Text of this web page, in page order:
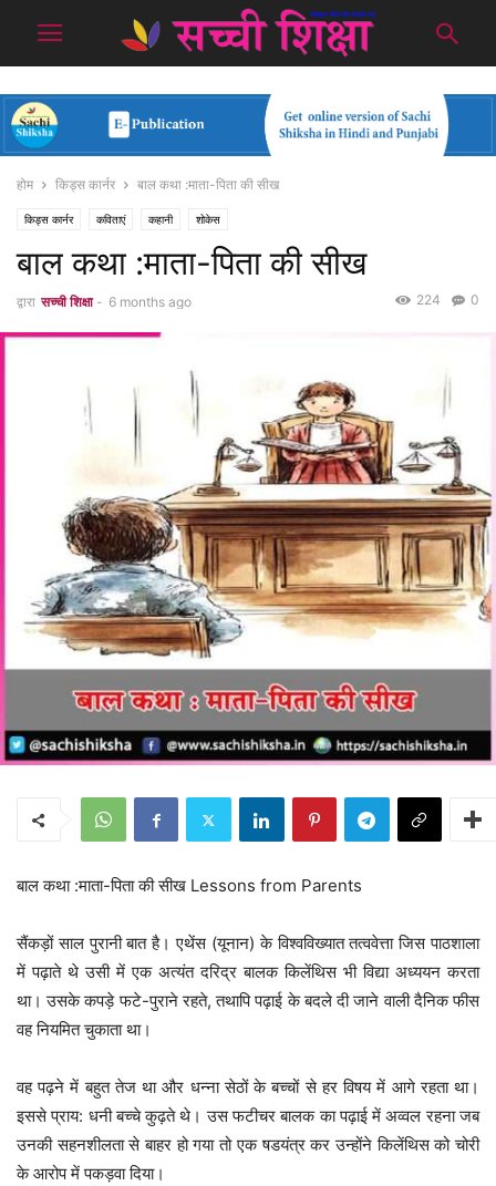
होम किड्स कार्नर बाल कथा :माता-पिता की सीख
किड्स कार्नर कविताएं कहानी शोकेस
बाल कथा :माता-पिता की सीख
द्वारा सच्ची शिक्षा - 6 months ago 0
224
बाल कथा :माता-पिता की सीख Lessons from Parents
सैंकड़ों साल पुरानी बात है। एथेंस (यूनान) के विश्वविख्यात तत्ववेत्ता जिस पाठशाला
में पढ़ाते थे उसी में एक अत्यंत दरिद्र बालक किलेंथिस भी विद्या अध्ययन करता
था। उसके कपड़े फटे-पुराने रहते, तथापि पढ़ाई के बदले दी जाने वाली दैनिक फीस
वह नियमित चुकाता था।
वह पढ़ने में बहुत तेज था और धन्ना सेठों के बच्चों से हर विषय में आगे रहता था।
इससे प्राय: धनी बच्चे कुढ़ते थे। उस फटीचर बालक का पढ़ाई में अव्वल रहना जब
उनकी सहनशीलता से बाहर हो गया तो एक षडयंत्र कर उन्होंने किलेंथिस को चोरी
के आरोप में पकड़वा दिया।